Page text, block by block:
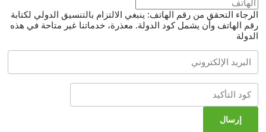
الرجاء التحقق من رقم الهاتف: ينبغي الالتزام بالتنسيق الدولي لكتابة
رقم الهاتف وأن يشمل كود الدولة. معذرة، خدماتنا غير متاحة في هذه
الدولة